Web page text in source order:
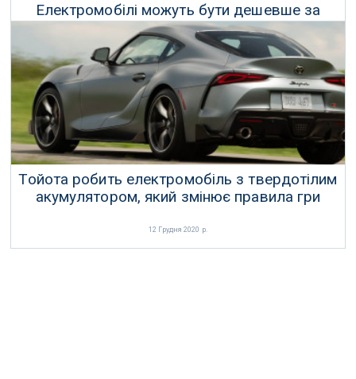
Електромобілі можуть бути дешевше за
бензинові всього за 2 роки
19 Грудня 2020 р.
Тойота робить електромобіль з твердотілим
акумулятором, який змінює правила гри
12 Грудня 2020 р.